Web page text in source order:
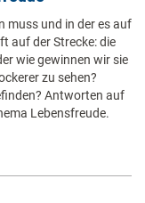
muss und in der es auf
auf der Strecke: die
wie gewinnen wir sie
zu sehen?
Antworten auf
Lebensfreude.